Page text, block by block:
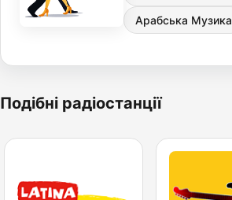
Арабська Музика
Подібні радіостанції